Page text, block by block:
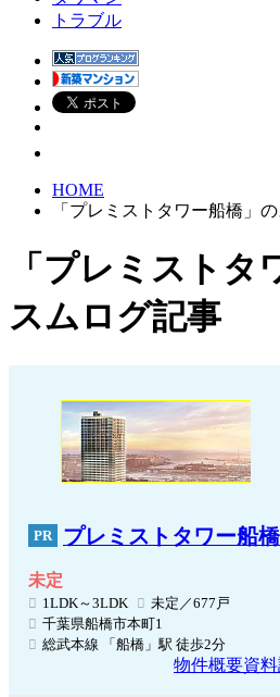
トラブル
HOME
「プレミストタワー船橋」
「プレミストタ
スムログ記事
プレミストタワー船橋
未定
1LDK～3LDK
未定／677戸
千葉県船橋市本町1
総武本線 「船橋」駅 徒歩2分
物件概要資